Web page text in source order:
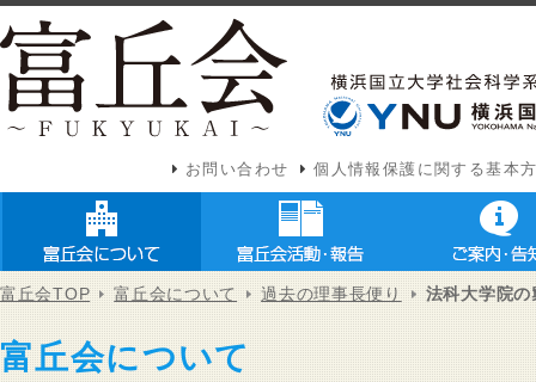
お問い合わせ 個人情報保護に関する基本
富丘会TOP 富丘会について 過去の理事長便り 法科大学院
富丘会について